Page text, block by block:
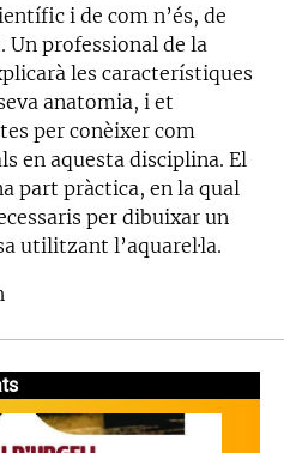
i de com n’és, de
Un professional de la
les característiques
anatomia, i et
per conèixer com
en aquesta disciplina. El
part pràctica, en la qual
per dibuixar un
utilitzant l’aquarel·la.